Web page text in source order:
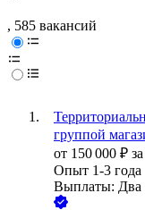
, 585 вакансий
группой
от 150 000 ₽
Опыт 1-3 года
Выплаты: Два